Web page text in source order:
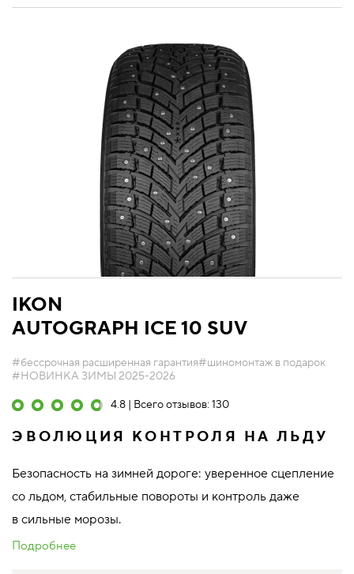
IKON
AUTOGRAPH ICE 10 SUV
#бессрочная расширенная гарантия#шиномонтаж в подарок
#НОВИНКА ЗИМЫ 2025-2026
4.8 | Всего отзывов: 130
ЭВОЛЮЦИЯ КОНТРОЛЯ НА ЛЬДУ
Безопасность на зимней дороге: уверенное сцепление
со льдом, стабильные повороты и контроль даже
в сильные морозы.
Подробнее